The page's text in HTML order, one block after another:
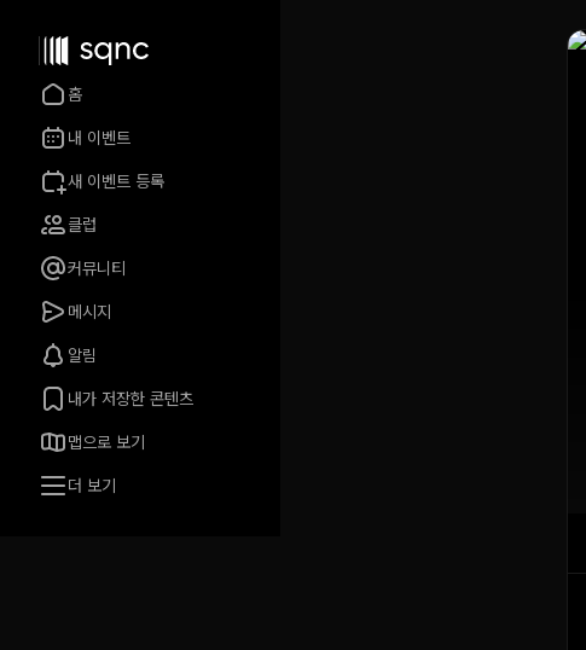
홈
내 이벤트
새 이벤트 등록
클럽
커뮤니티
메시지
알림
내가 저장한 콘텐츠
맵으로 보기
더 보기